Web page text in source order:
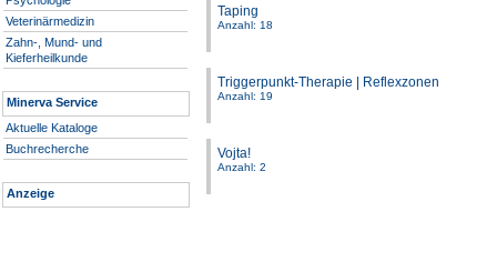
Veterinärmedizin
Zahn-, Mund- und
Kieferheilkunde
Minerva Service
Aktuelle Kataloge
Buchrecherche
Anzeige
Taping
Anzahl: 18
Triggerpunkt-Therapie | Reflexzonen
Anzahl: 19
Vojta!
Anzahl: 2